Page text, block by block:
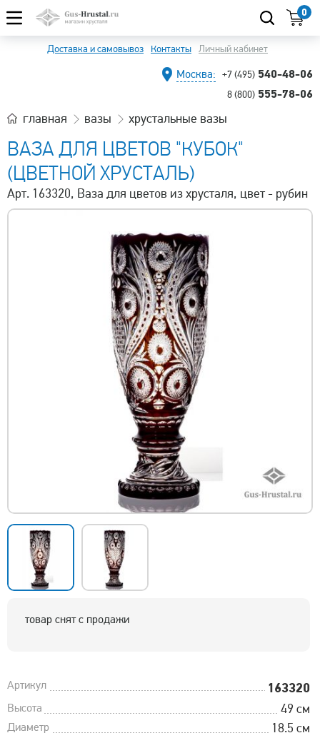
0
Доставка и самовывоз Контакты Личный кабинет
Москва: +7 (495) 540-48-06
8 (800) 555-78-06
главная вазы хрустальные вазы
ВАЗА ДЛЯ ЦВЕТОВ "КУБОК"
(ЦВЕТНОЙ ХРУСТАЛЬ)
Арт. 163320, Ваза для цветов из хрусталя, цвет - рубин
товар снят с продажи
Артикул 163320
Высота 49 см
Диаметр 18.5 см